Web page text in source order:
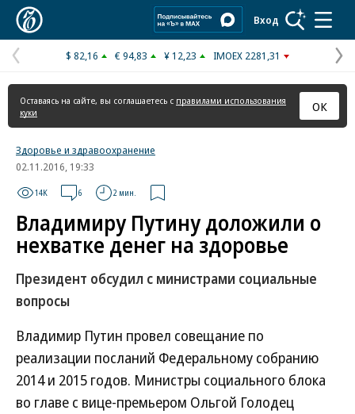
Вход
Предыдущая
страница
$ 82,16 € 94,83 ¥ 12,23 IMOEX 2281,31
Оставаясь на сайте, вы соглашаетесь с правилами использования
куки
ОК
Здоровье и здравоохранение
02.11.2016, 19:33
14K 6 2 мин.
Владимиру Путину доложили о
нехватке денег на здоровье
Президент обсудил с министрами социальные
вопросы
Владимир Путин провел совещание по
реализации посланий Федеральному собранию
2014 и 2015 годов. Министры социального блока
во главе с вице-премьером Ольгой Голодец